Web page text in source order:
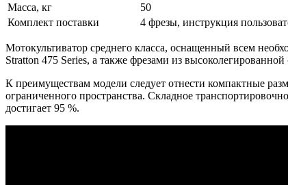
Масса, кг
50
Комплект поставки
4 фрезы, инструкция
Мотокультиватор среднего класса, оснащенный всем
Stratton 475 Series, а также фрезами из
К преимуществам модели следует отнести компактные
ограниченного пространства. Складное
достигает 95 %.